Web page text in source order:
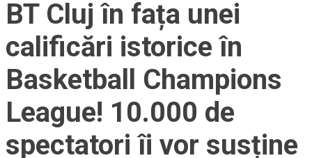
BT Cluj în fața unei
calificări istorice în
Basketball Champions
League! 10.000 de
spectatori îi vor susține